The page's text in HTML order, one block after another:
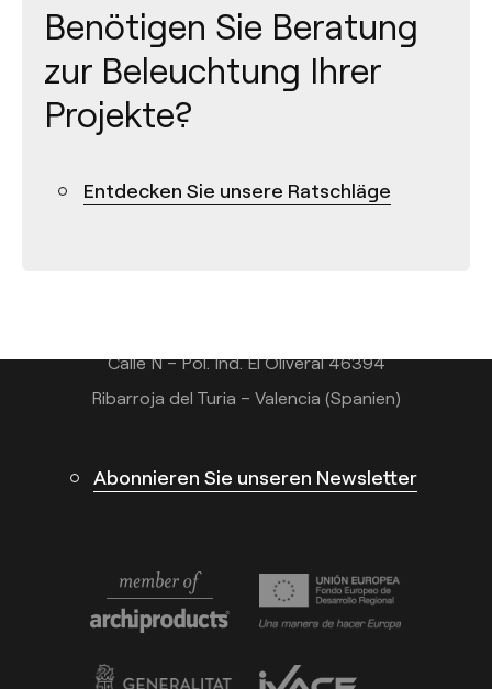
Benötigen Sie Beratung
zur Beleuchtung Ihrer
Projekte?
Entdecken Sie unsere Ratschläge
Calle N – Pol. Ind. El Oliveral 46394
Ribarroja del Turia – Valencia (Spanien)
Abonnieren Sie unseren Newsletter